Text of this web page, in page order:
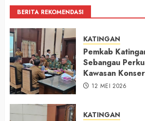
BERITA REKOMENDASI
KATINGAN
Pemkab
Sebangau
Kawasan
12 MEI 2026
KATINGAN